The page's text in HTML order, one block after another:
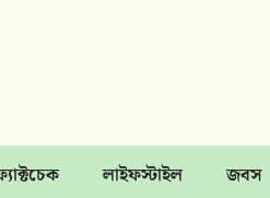
লাইফস্টাইল জবস